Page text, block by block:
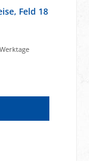
Feld 18